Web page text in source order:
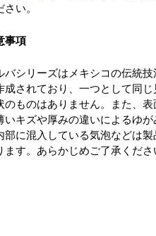
さい。
事項
バシリーズはメキシコの伝統技
成されており、一つとして同じ
のものはありません。また、表
いキズや厚みの違いによるゆが
部に混入している気泡などは製
ます。あらかじめご了承くださ